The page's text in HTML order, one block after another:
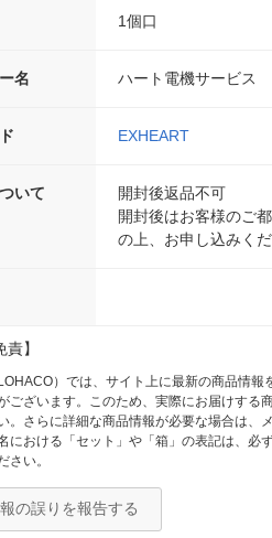
1個口
名 ハート電機サービス
EXHEART
いて
開封後返品不可
開封後はお客様のご
の上、お申し込みくだ
】
）では、サイト上に最新の商品情
ございます。このため、実際にお届けする
。さらに詳細な商品情報が必要な場合は、
における「セット」や「箱」の表記は、
さい。
の誤りを報告する